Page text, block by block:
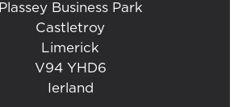
Plassey Business Park
Castletroy
Limerick
V94 YHD6
Ierland